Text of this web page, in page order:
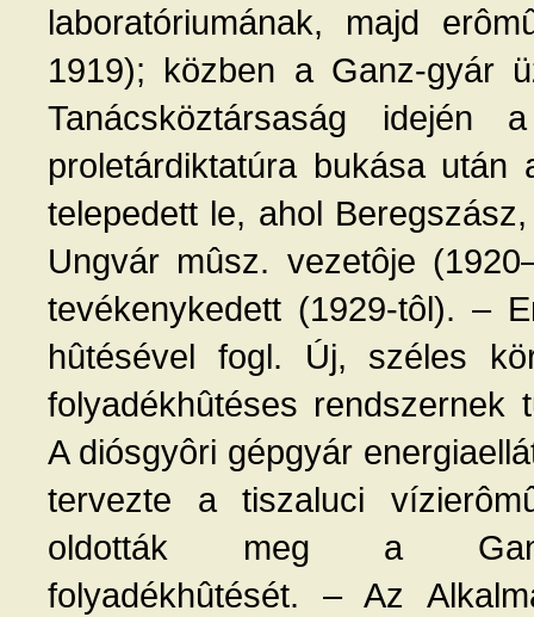
laboratóriumának, majd
1919); közben a Ganz-gyár
Tanácsköztársaság
proletárdiktatúra bukása után
telepedett le, ahol
Ungvár mûsz. vezetôje
tevékenykedett (1929-tôl). –
hûtésével fogl. Új, széles
folyadékhûtéses rendszernek
A diósgyôri gépgyár
tervezte a tiszaluci
oldották meg a
folyadékhûtését. – Az